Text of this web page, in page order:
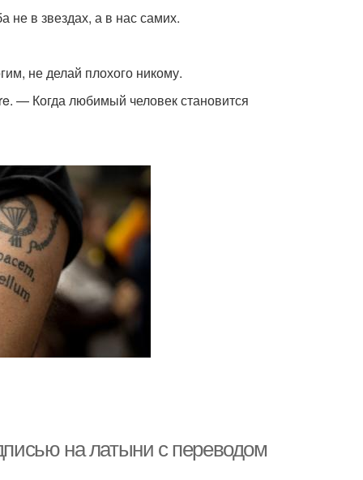
в звездах, а в нас самих.
не делай плохого никому.
— Когда любимый человек становится
на латыни с переводом